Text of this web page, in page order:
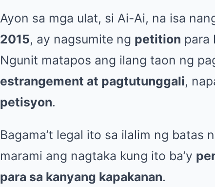
Ayon sa mga ulat, si Ai-Ai, na isa
2015, ay nagsumite ng petition para
Ngunit matapos ang ilang taon ng
estrangement at pagtutunggali,
petisyon.
Bagama’t legal ito sa ilalim ng batas
marami ang nagtaka kung ito ba’y
para sa kanyang kapakanan.